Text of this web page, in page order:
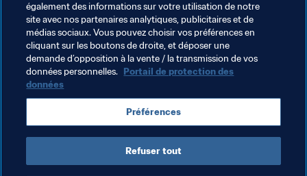
également des informations sur votre utilisation de notre
site avec nos partenaires analytiques, publicitaires et de
médias sociaux. Vous pouvez choisir vos préférences en
cliquant sur les boutons de droite, et déposer une
demande d’opposition à la vente / la transmission de vos
données personnelles. Portail de protection des
données
Préférences
Refuser tout